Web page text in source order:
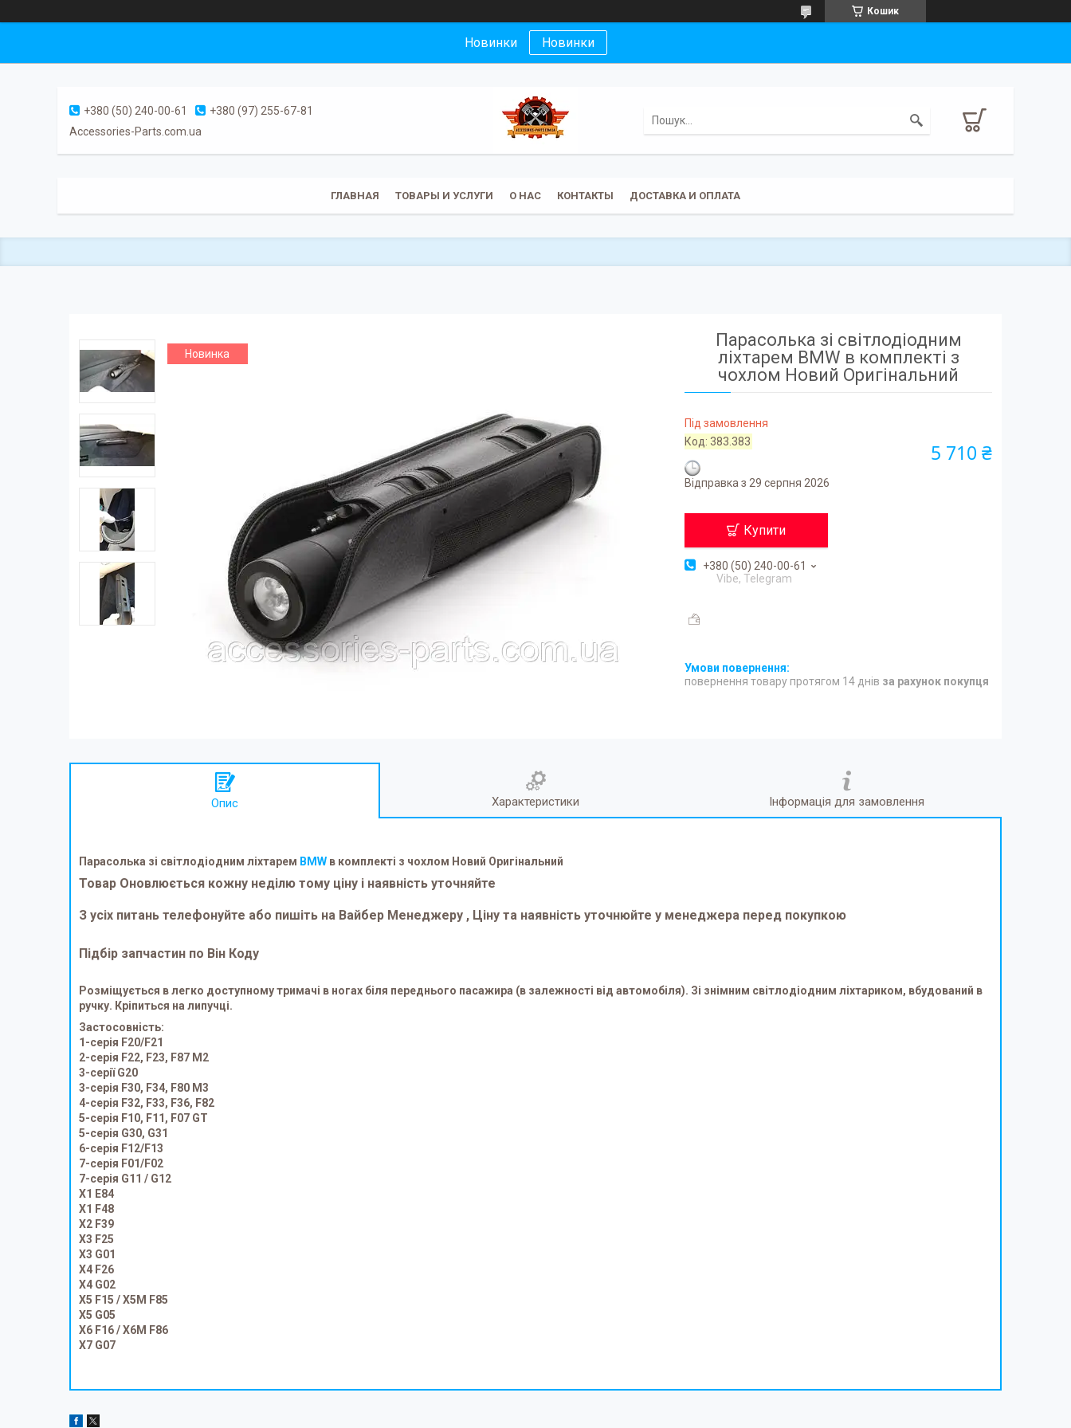
Кошик
Новинки Новинки
+380 (50) 240-00-61
+380 (97) 255-67-81
Accessories-Parts.com.ua
ГЛАВНАЯ ТОВАРЫ И УСЛУГИ О НАС КОНТАКТЫ ДОСТАВКА И ОПЛАТА
Новинка
Парасолька зі світлодіодним
ліхтарем BMW в комплекті з
чохлом Новий Оригінальний
Під замовлення
Код:383.383
Відправка з 29 серпня 2026
5 710 ₴
Купити
+380 (50) 240-00-61
Vibe, Telegram
повернення товару протягом 14 днів за рахунок покупця
Опис Характеристики Інформація для замовлення
Парасолька зі світлодіодним ліхтарем BMW в комплекті з чохлом Новий Оригінальний
Товар Оновлюється кожну неділю тому ціну і наявність уточняйте
З усіх питань телефонуйте або пишіть на Вайбер Менеджеру , Ціну та наявність уточнюйте у менеджера перед покупкою
Підбір запчастин по Він Коду
Розміщується в легко доступному тримачі в ногах біля переднього пасажира (в залежності від автомобіля). Зі знімним світлодіодним ліхтариком, вбудований в
ручку. Кріпиться на липучці.
Застосовність:
1-серія F20/F21
2-серія F22, F23, F87 M2
3-серії G20
3-серія F30, F34, F80 M3
4-серія F32, F33, F36, F82
5-серія F10, F11, F07 GT
5-серія G30, G31
6-серія F12/F13
7-серія F01/F02
7-серія G11 / G12
X1 E84
X1 F48
X2 F39
X3 F25
X3 G01
X4 F26
X4 G02
X5 F15 / X5M F85
X5 G05
X6 F16 / X6M F86
X7 G07